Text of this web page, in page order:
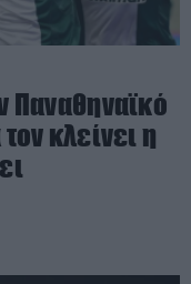
Παναθηναϊκό
κλείνει η